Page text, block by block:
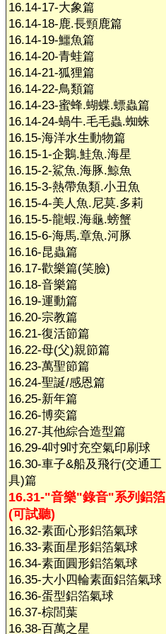
16.14-17-大象篇
16.14-18-鹿.長頸鹿篇
16.14-19-鱷魚篇
16.14-20-青蛙篇
16.14-21-狐狸篇
16.14-22-鳥類篇
16.14-23-蜜蜂.蝴蝶.螵蟲篇
16.14-24-蝸牛.毛毛蟲.蜘蛛
16.15-海洋水生動物篇
16.15-1-企鵝.鮭魚.海星
16.15-2-鯊魚.海豚.鯨魚
16.15-3-熱帶魚類.小丑魚
16.15-4-美人魚.尼莫.多莉
16.15-5-龍蝦.海龜.螃蟹
16.15-6-海馬.章魚.河豚
16.16-昆蟲篇
16.17-歡樂篇(笑臉)
16.18-音樂篇
16.19-運動篇
16.20-宗教篇
16.21-復活節篇
16.22-母(父)親節篇
16.23-萬聖節篇
16.24-聖誕/感恩篇
16.25-新年篇
16.26-博奕篇
16.27-其他綜合造型篇
16.29-4吋9吋充空氣印刷球
16.30-車子&船及飛行(交通工
具)篇
16.31-"音樂"錄音"系列鋁箔
(可試聽)
16.32-素面心形鋁箔氣球
16.33-素面星形鋁箔氣球
16.34-素面圓形鋁箔氣球
16.35-大小四輪素面鋁箔氣球
16.36-蛋型鋁箔氣球
16.37-棕閭葉
16.38-百萬之星